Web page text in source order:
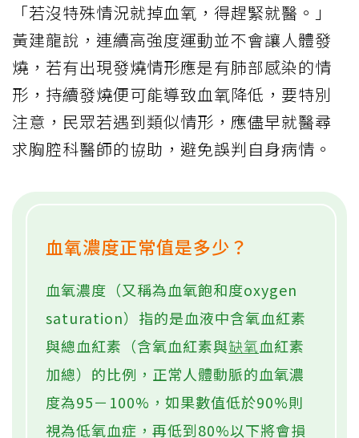
「若沒特殊情況就掉血氧，得趕緊就醫。」
黃建龍說，連續高強度運動並不會讓人體發
燒，若有出現發燒情形應是有肺部感染的情
形，持續發燒便可能導致血氧降低，要特別
注意，民眾若遇到類似情形，應儘早就醫尋
求胸腔科醫師的協助，避免誤判自身病情。
血氧濃度正常值是多少？
血氧濃度（又稱為血氧飽和度oxygen
saturation）指的是血液中含氧血紅素
與總血紅素（含氧血紅素與缺氧血紅素
加總）的比例，正常人體動脈的血氧濃
度為95－100%，如果數值低於90%則
視為低氧血症，再低到80%以下將會損